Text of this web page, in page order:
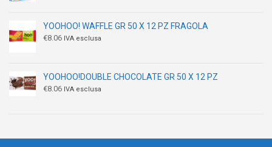
YOOHOO! WAFFLE GR 50 X 12 PZ FRAGOLA
€8.06 IVA esclusa
YOOHOO!DOUBLE CHOCOLATE GR 50 X 12 PZ
€8.06 IVA esclusa